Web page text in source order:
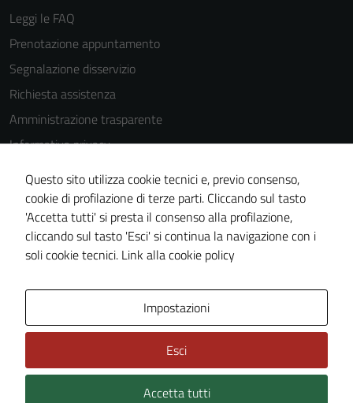
Leggi le FAQ
Prenotazione appuntamento
Segnalazione disservizio
Richiesta assistenza
Amministrazione trasparente
Informativa privacy
Cookie Policy
Note legali
Dichiarazione di accessibilità
Piano di miglioramento del sito
Technical Design s.r.l.
Questo sito utilizza cookie tecnici e, previo consenso,
cookie di profilazione di terze parti. Cliccando sul tasto
'Accetta tutti' si presta il consenso alla profilazione,
cliccando sul tasto 'Esci' si continua la navigazione con i
soli cookie tecnici. Link alla cookie policy
Impostazioni
Esci
Accetta tutti